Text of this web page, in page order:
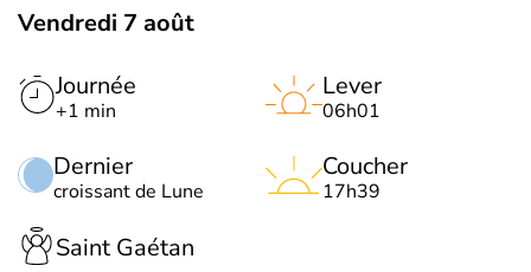
Vendredi 7 août
Journée
+1 min
Dernier
croissant de Lune
Lever
06h01
Coucher
17h39
Saint Gaétan